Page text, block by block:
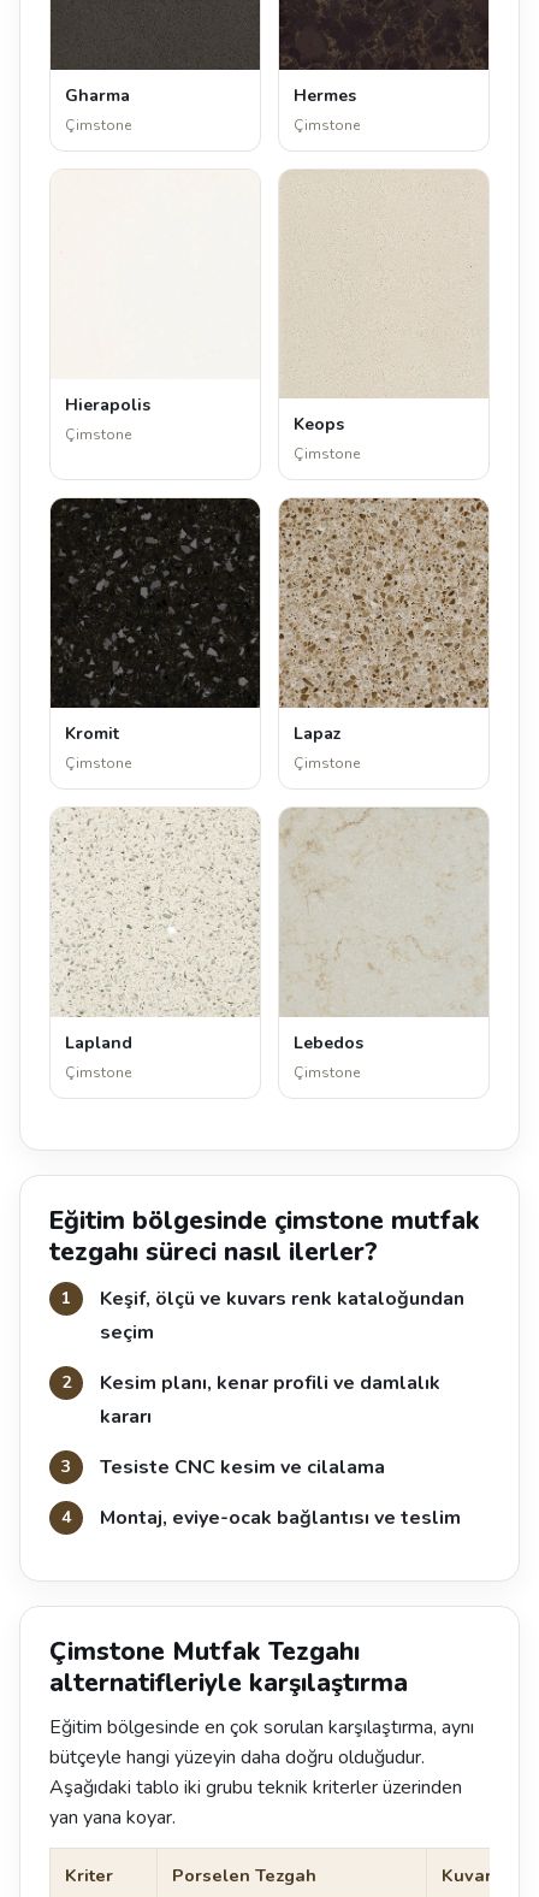
Gharma
Çimstone
Hermes
Çimstone
Hierapolis
Çimstone Keops
Çimstone
Kromit
Çimstone
Lapaz
Çimstone
Lapland
Çimstone
Lebedos
Çimstone
Eğitim bölgesinde çimstone mutfak
tezgahı süreci nasıl ilerler?
Keşif, ölçü ve kuvars renk kataloğundan
seçim
Kesim planı, kenar profili ve damlalık
kararı
Tesiste CNC kesim ve cilalama
Montaj, eviye-ocak bağlantısı ve teslim
Çimstone Mutfak Tezgahı
alternatifleriyle karşılaştırma
Eğitim bölgesinde en çok sorulan karşılaştırma, aynı
bütçeyle hangi yüzeyin daha doğru olduğudur.
Aşağıdaki tablo iki grubu teknik kriterler üzerinden
yan yana koyar.
Kriter Porselen Tezgah Kuvars